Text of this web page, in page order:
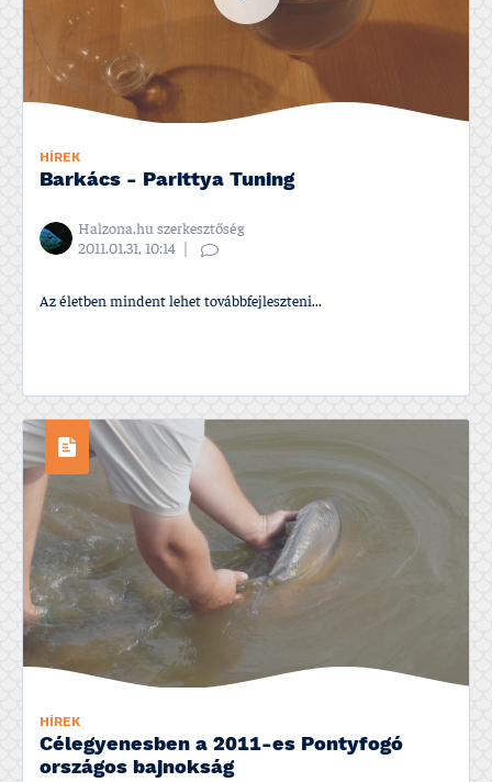
HÍREK
Barkács - Parittya Tuning
Halzona.hu szerkesztőség
2011.01.31, 10:14
Az életben mindent lehet továbbfejleszteni...
HÍREK
Célegyenesben a 2011-es Pontyfogó
országos bajnokság